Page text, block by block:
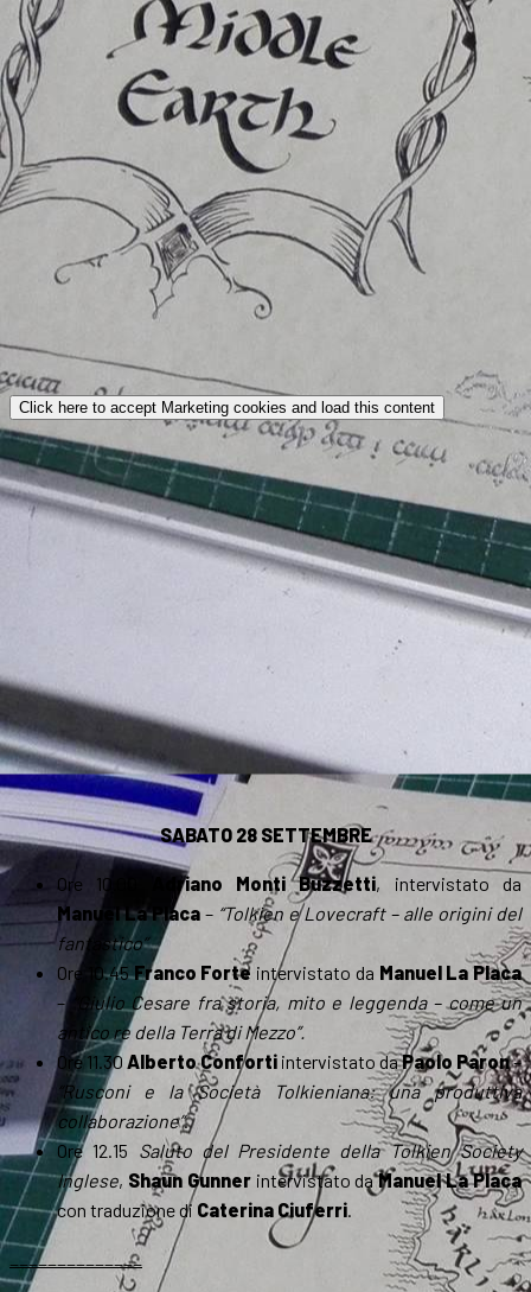
Click here to accept Marketing cookies and load this content
SABATO 28 SETTEMBRE
Ore 10.00 Adriano Monti Buzzetti, intervistato da
Manuel La Placa – “Tolkien e Lovecraft – alle origini del
fantastico”
Ore 10.45Franco Forte intervistato da Manuel La Placa
– “Giulio Cesare fra storia, mito e leggenda – come un
antico re della Terra di Mezzo”.
Ore 11.30 Alberto Conforti intervistato daPaolo Paron–
“Rusconi e la Società Tolkieniana: una produttiva
collaborazione”.
Ore 12.15 Saluto del Presidente della Tolkien Society
Inglese, Shaun Gunnerintervistato daManuel La Placa
con traduzione di Caterina Ciuferri.
______________